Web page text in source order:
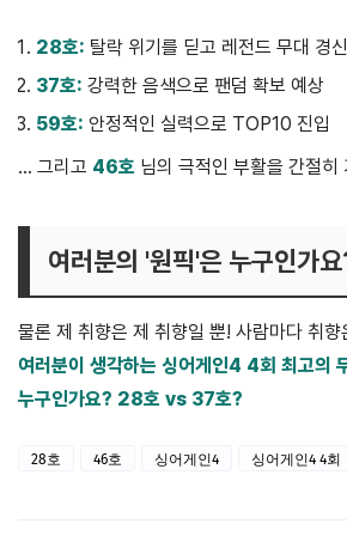
28호: 탈락 위기를 딛고 레전드 무대 경
37호: 강력한 음색으로 팬덤 확보 예상
59호: 안정적인 실력으로 TOP10 진입
... 그리고 46호 님의 극적인 부활을 간절히
여러분의 '원픽'은 누구인가
물론 제 취향은 제 취향일 뿐! 사람마다 취향
여러분이 생각하는 싱어게인4 4회 최고의
누구인가요? 28호 vs 37호?
28호 46호 싱어게인4 싱어게인4 4회